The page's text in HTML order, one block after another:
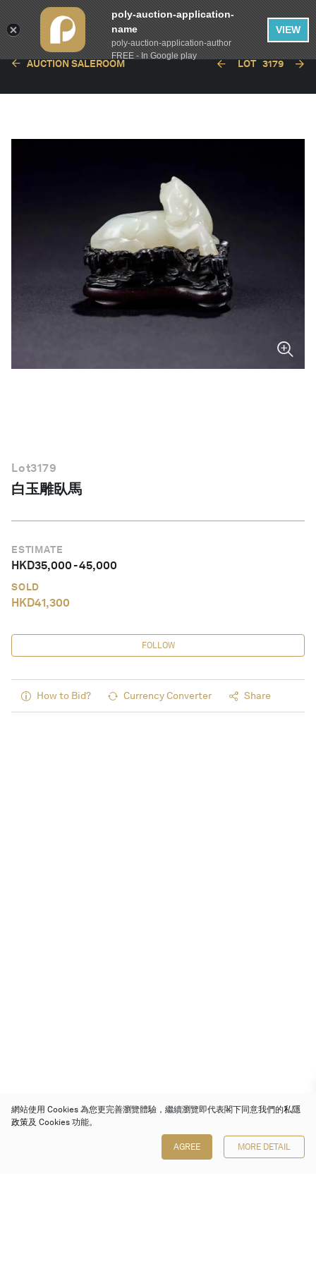
繁體中文
AUCTION SALEROOM LOT 3179
Lot3179
白玉雕臥馬
ESTIMATE
HKD35,000-45,000
SOLD
HKD41,300
FOLLOW
How to Bid? Currency Converter Share
網站使用 Cookies 為您更完善瀏覽體驗，繼續瀏覽即代表閣下同意我們的私隱
政策及 Cookies 功能。
AGREE MORE DETAIL
poly-auction-application-
name
poly-auction-application-author
FREE - In Google play
VIEW